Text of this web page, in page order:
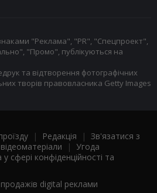
"Реклама", "PR", "Спецпроект",
"Промо", публікуються на
та відтворення фотографічних
творів правовласника Getty Images
| Редакція | Зв'язатися з
| Угода
у сфері конфіденційності та
продажів digital реклами